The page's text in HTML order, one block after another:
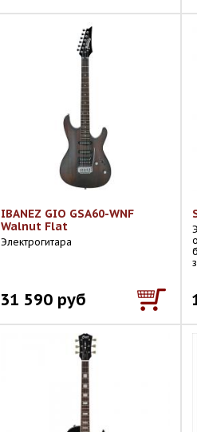
IBANEZ GIO GSA60-WNF
Walnut Flat
Электрогитара
31 590 руб